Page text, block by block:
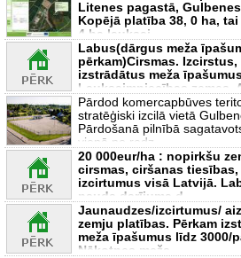
Litenes pagastā,
Kopējā platība 38, 0 ha, tai
4 ha lauksai
Labus(dārgus meža
pērkam)Cirsmas. Izcirstus,
izstrādātus meža
Lauksaimniecības zemes.
Pārdod komercapbūves
stratēģiski izcilā vietā
Pārdošanā pilnībā
vienā no redz
20 000eur/ha : nopirkšu
cirsmas, ciršanas tiesības,
izcirtumus visā Latvijā.
nauda darījuma d
Jaunaudzes/izcirtumus/
zemju platības. Pērkam
meža īpašumus līdz 3000/
Nākotnes meža